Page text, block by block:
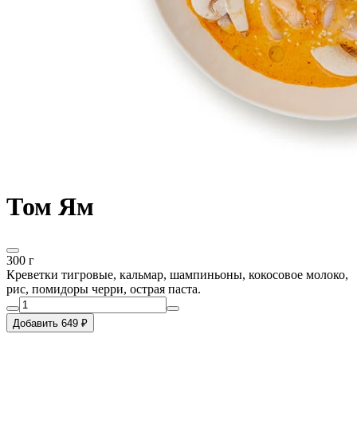
Том Ям
300 г
Креветки тигровые, кальмар, шампиньоны, кокосовое молоко,
рис, помидоры черри, острая паста.
Добавить 649 ₽